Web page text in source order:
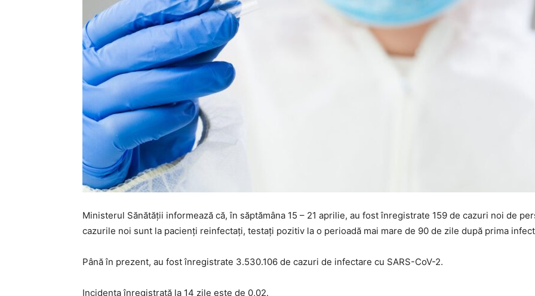
Ministerul Sănătăţii informează că, în săptămâna 15 – 21 aprilie, au fost înregistrate 159 de cazuri noi de
cazurile noi sunt la pacienţi reinfectaţi, testaţi pozitiv la o perioadă mai mare de 90 de zile după prima
Până în prezent, au fost înregistrate 3.530.106 de cazuri de infectare cu SARS-CoV-2.
Incidenţa înregistrată la 14 zile este de 0,02.